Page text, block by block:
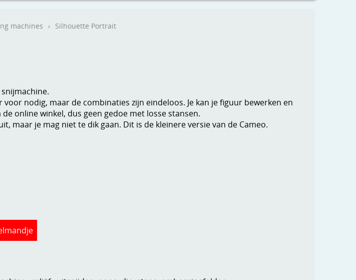
machines › Silhouette Portrait
voor nodig, maar de combinaties zijn eindeloos. Je kan je figuur bewerken en
online winkel, dus geen gedoe met losse stansen.
maar je mag niet te dik gaan. Dit is de kleinere versie van de Cameo.